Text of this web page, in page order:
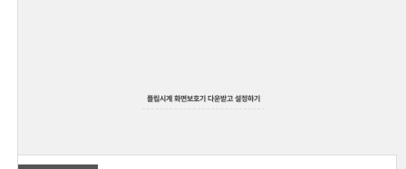
플립시계 화면보호기 다운받고 설정하기